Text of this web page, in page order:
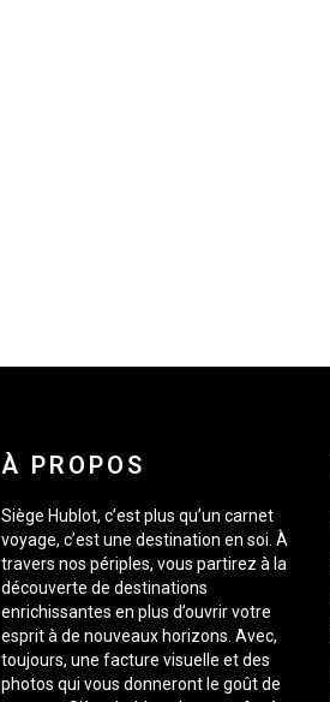
À PROPOS
Siège Hublot, c’est plus qu’un carnet
voyage, c’est une destination en soi. À
travers nos périples, vous partirez à la
découverte de destinations
enrichissantes en plus d’ouvrir votre
esprit à de nouveaux horizons. Avec,
toujours, une facture visuelle et des
photos qui vous donneront le goût de